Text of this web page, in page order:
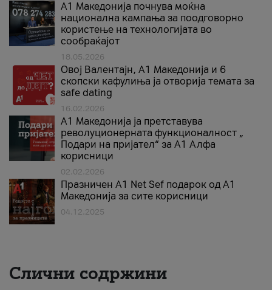
A1 Македонија почнува моќна
национална кампања за поодговорно
користење на технологијата во
сообраќајот
18.05.2026
Овој Валентајн, A1 Македонија и 6
скопски кафулиња ја отворија темата за
safe dating
16.02.2026
А1 Македонија ја претставува
револуционерната функционалност „
Подари на пријател“ за А1 Алфа
корисници
02.02.2026
Празничен A1 Net Sеf подарок од А1
Македонија за сите корисници
04.12.2025
Слични содржини